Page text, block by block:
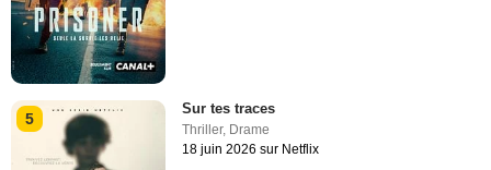
5
Sur tes traces
Thriller, Drame
18 juin 2026 sur Netflix